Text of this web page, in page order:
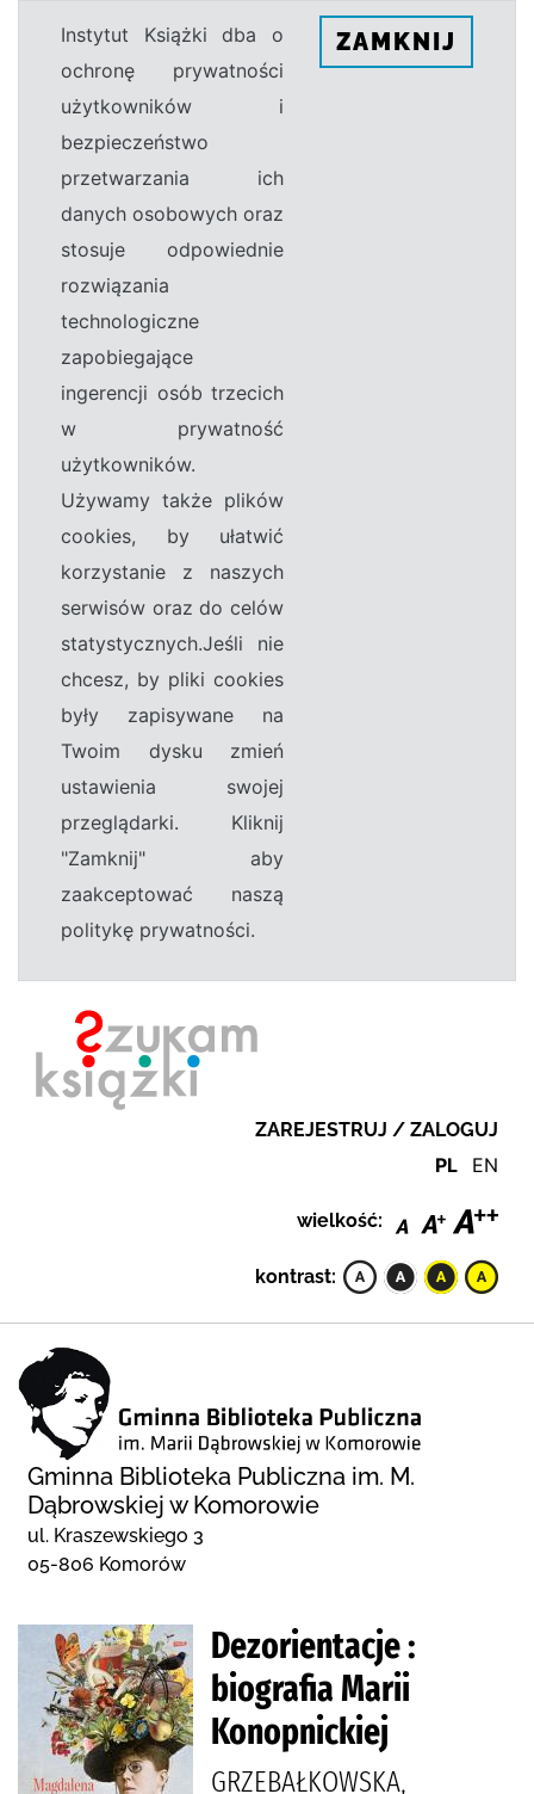
Instytut Książki dba o
ochronę prywatności
użytkowników i
bezpieczeństwo
przetwarzania ich
danych osobowych oraz
stosuje odpowiednie
rozwiązania
technologiczne
zapobiegające
ingerencji osób trzecich
w prywatność
użytkowników.
Używamy także plików
cookies, by ułatwić
korzystanie z naszych
serwisów oraz do celów
statystycznych.Jeśli nie
chcesz, by pliki cookies
były zapisywane na
Twoim dysku zmień
ustawienia swojej
przeglądarki. Kliknij
"Zamknij" aby
zaakceptować naszą
politykę prywatności.
ZAMKNIJ
ZAREJESTRUJ / ZALOGUJ
PL EN
wielkość:
kontrast:
Gminna Biblioteka Publiczna im. M.
Dąbrowskiej w Komorowie
ul. Kraszewskiego 3
05-806 Komorów
Dezorientacje :
biografia Marii
Konopnickiej
GRZEBAŁKOWSKA,